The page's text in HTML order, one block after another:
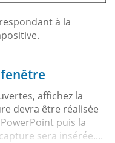
à la
affichez la
devra être réalisée
puis la
sera insérée....